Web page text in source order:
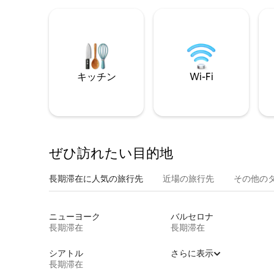
キッチン Wi-Fi
ぜひ訪⁠れ⁠た⁠い目⁠的⁠地
長期滞在に人気の旅行先 近場の旅行先 その他の
ニューヨーク
長期滞在
バルセロナ
長期滞在
シアトル
長期滞在
さらに表示